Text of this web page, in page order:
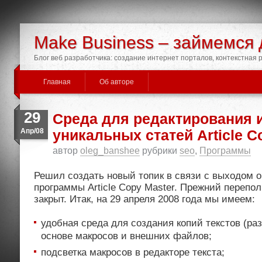
Make Business – займемся
Блог веб разработчика: создание интернет порталов,
Главная Об авторе
29
Апр/08
Среда для редактирования
уникальных статей Article
автор oleg_banshee рубрики seo, Программы
Решил создать новый топик в связи с выходом
программы Article Copy Master. Прежний
закрыт. Итак, на 29 апреля 2008 года мы имеем:
удобная среда для создания копий текстов
основе макросов и внешних файлов;
подсветка макросов в редакторе текста;